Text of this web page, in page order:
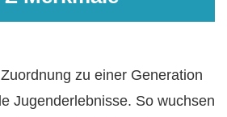
zu einer Generation
Jugenderlebnisse. So wuchsen